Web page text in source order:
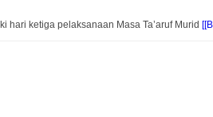
hari ketiga pelaksanaan Masa Ta’aruf Murid